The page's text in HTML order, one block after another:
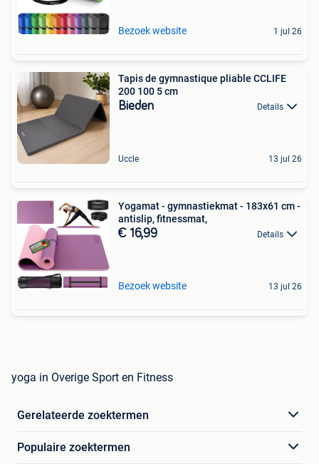
Bezoek website 1 jul 26
Tapis de gymnastique pliable CCLIFE
200 100 5 cm
Bieden Details
Uccle 13 jul 26
Yogamat - gymnastiekmat - 183x61 cm -
antislip, fitnessmat,
€ 16,99 Details
Bezoek website 13 jul 26
yoga in Overige Sport en Fitness
Gerelateerde zoektermen
Populaire zoektermen